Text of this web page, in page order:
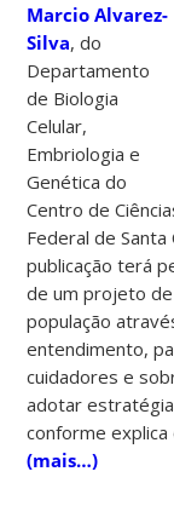
Marcio Alvarez-
Silva, do
Departamento
de Biologia
Celular,
Embriologia e
Genética do
Centro de
Federal de Santa
publicação terá
de um projeto
população
entendimento,
cuidadores e
adotar
conforme
(mais…)